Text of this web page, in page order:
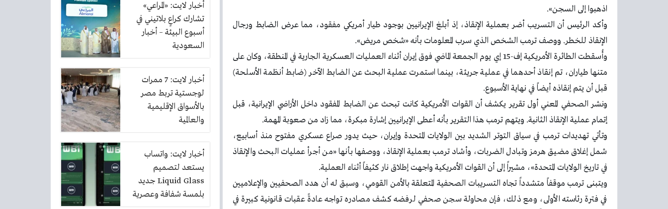
اذهبوا إلى السجن».
وأكد الرئيس أن التسريب أضر بعملية الإنقاذ، إذ أبلغ الإيرانيين بوجود طيار أمريكي مفقود، مما عرض الضابط ورجال
الإنقاذ للخطر. ووصف ترمب الشخص الذي سرب المعلومات بأنه «شخص مريض».
وأُسقطت الطائرة الأمريكية إف-15 إي يوم الجمعة الماضي فوق إيران أثناء العمليات العسكرية الجارية في المنطقة، وكان على
متنها طياران، تم إنقاذ أحدهما في عملية جريئة، بينما استمرت عملية البحث عن الضابط الآخر (ضابط أنظمة الأسلحة)
قبل أن يتم إنقاذه أيضاً في نهاية الأسبوع.
ونشر الصحفي المعني أول تقرير يكشف أن القوات الأمريكية كانت تبحث عن الضابط المفقود داخل الأراضي الإيرانية، قبل
إتمام عملية الإنقاذ الثانية. ويتهم ترمب هذا التقرير بأنه أعطى الإيرانيين إشارة مبكرة، مما زاد من صعوبة المهمة.
وتأتي تهديدات ترمب في سياق التوتر الشديد بين الولايات المتحدة وإيران، حيث يدور صراع عسكري مفتوح منذ أسابيع،
شمل إغلاق مضيق هرمز وتبادل الضربات، وأشاد ترمب بعملية الإنقاذ، ووصفها بأنها «من أجرأ عمليات البحث والإنقاذ
في تاريخ الولايات المتحدة»، مشيراً إلى أن القوات الأمريكية واجهت إطلاق نار كثيفاً أثناء العملية.
ويتبنى ترمب موقفاً متشدداً تجاه التسريبات الصحفية المتعلقة بالأمن القومي، وسبق له أن هدد الصحفيين والإعلاميين
في فترة رئاسته الأولى، ومع ذلك، فإن محاولة سجن صحفي لرفضه كشف مصادره تواجه عادةً عقبات قانونية كبيرة في
أخبار لايت: «المراعي»
تشارك كراعٍ بلاتيني في
أسبوع البيئة – أخبار
السعودية
أخبار لايت: 7 ممرات
لوجستية تربط مصر
بالأسواق الإقليمية
والعالمية
أخبار لايت: واتساب
يستعد لتصميم
Liquid Glass جديد
بلمسة شفافة وعصرية